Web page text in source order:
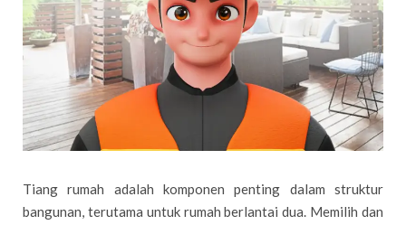
Tiang rumah adalah komponen penting dalam struktur
bangunan, terutama untuk rumah berlantai dua. Memilih dan